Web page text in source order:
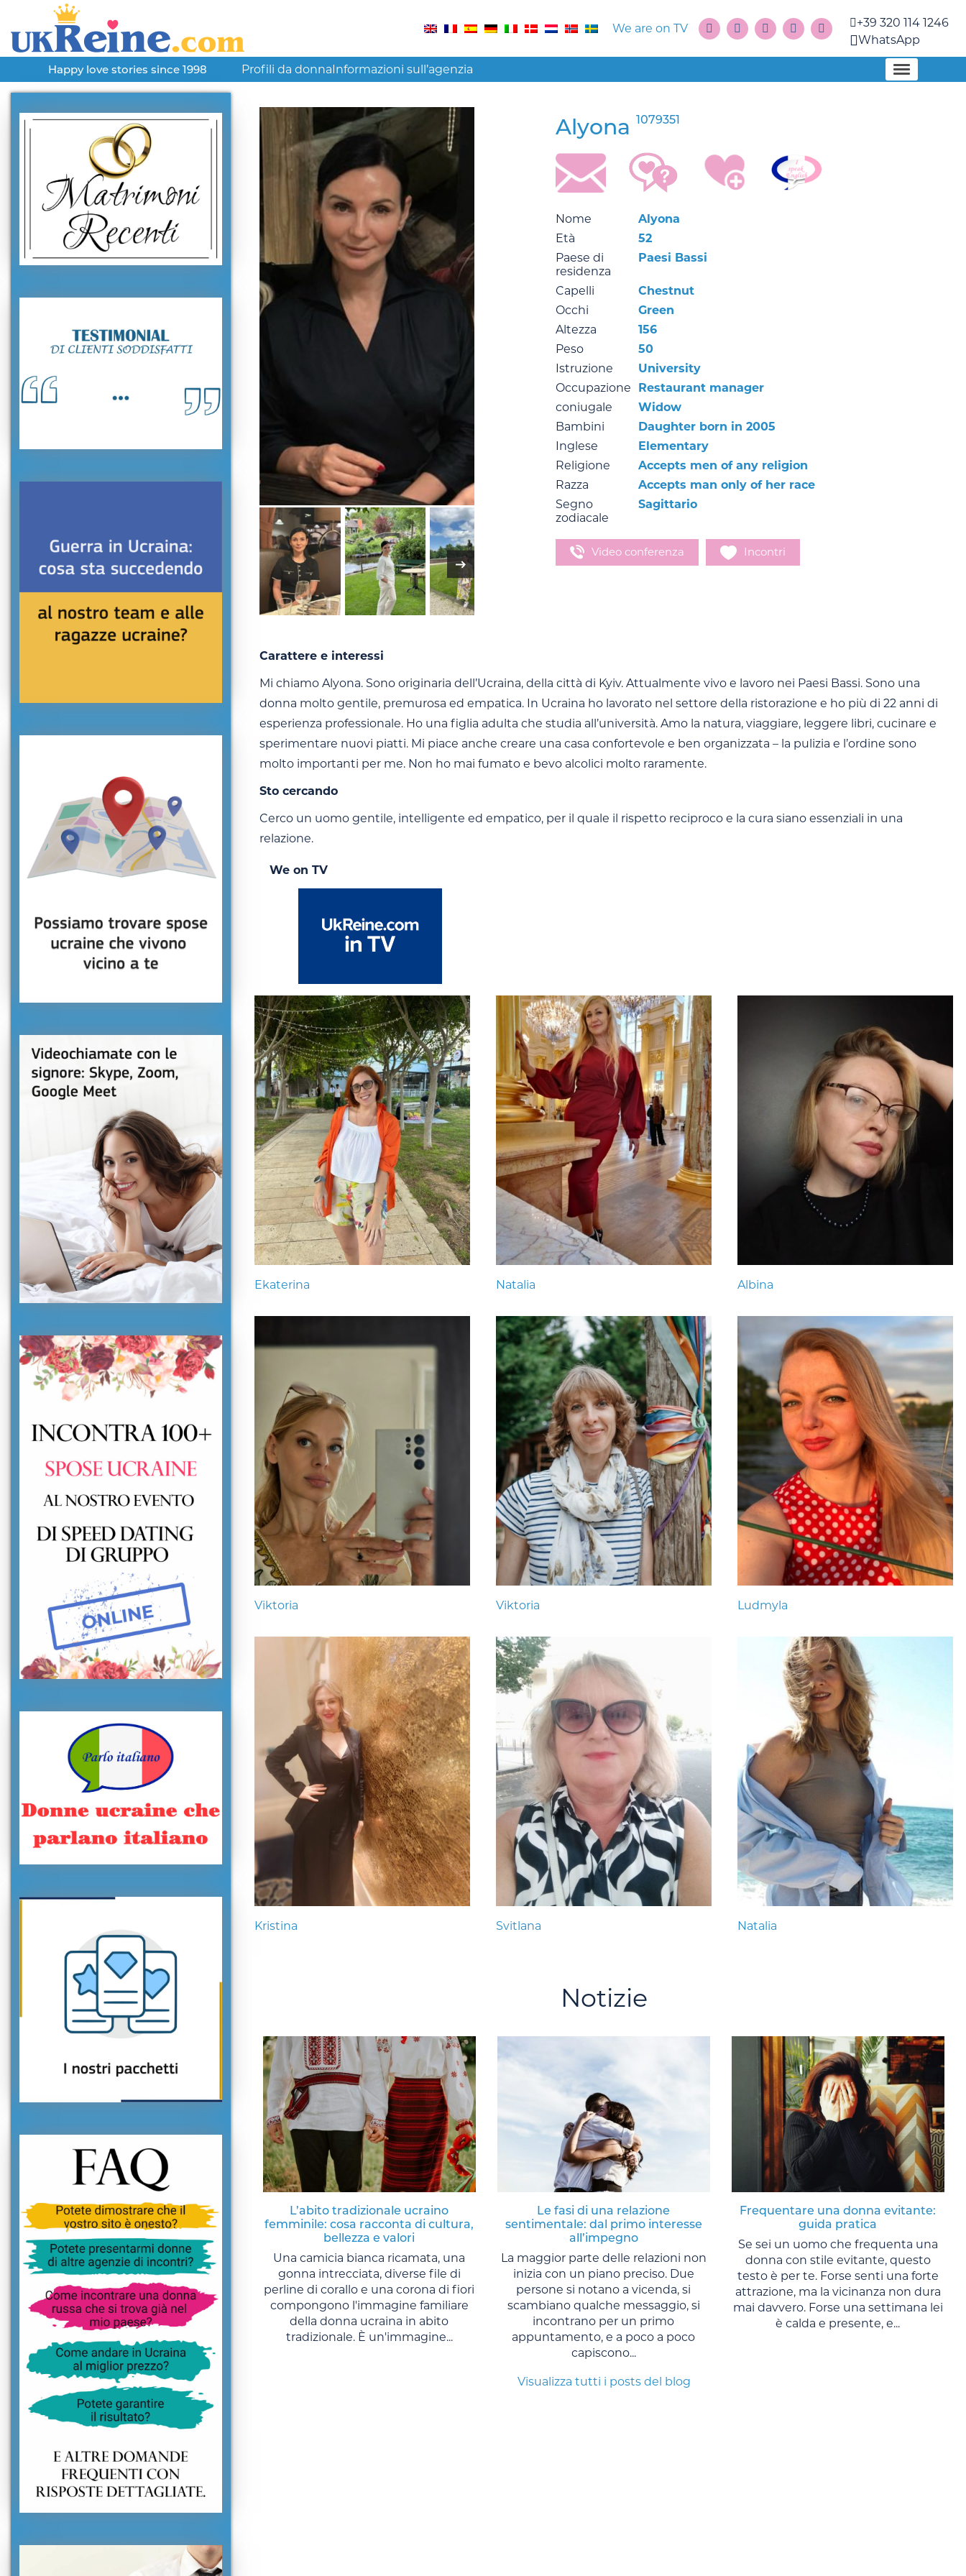
We are on TV
+39 320 114 1246
WhatsApp
Happy love stories since 1998 Profili da donnaInformazioni sull’agenzia
Alyona 1079351
Nome
Alyona
Età
52
Paese di
residenza
Paesi Bassi
Capelli
Chestnut
Occhi
Green
Altezza
156
Peso
50
Istruzione
University
Occupazione
Restaurant manager
coniugale
Widow
Bambini
Daughter born in 2005
Inglese
Elementary
Religione
Accepts men of any religion
Razza
Accepts man only of her race
Segno
zodiacale
Sagittario
Video conferenza Incontri
Carattere e interessi
Mi chiamo Alyona. Sono originaria dell’Ucraina, della città di Kyiv. Attualmente vivo e lavoro nei Paesi Bassi. Sono una
donna molto gentile, premurosa ed empatica. In Ucraina ho lavorato nel settore della ristorazione e ho più di 22 anni di
esperienza professionale. Ho una figlia adulta che studia all’università. Amo la natura, viaggiare, leggere libri, cucinare e
sperimentare nuovi piatti. Mi piace anche creare una casa confortevole e ben organizzata – la pulizia e l’ordine sono
molto importanti per me. Non ho mai fumato e bevo alcolici molto raramente.
Sto cercando
Cerco un uomo gentile, intelligente ed empatico, per il quale il rispetto reciproco e la cura siano essenziali in una
relazione.
We on TV
Ekaterina Natalia Albina
Viktoria Viktoria Ludmyla
Kristina Svitlana Natalia
Notizie
L’abito tradizionale ucraino
femminile: cosa racconta di cultura,
bellezza e valori
Una camicia bianca ricamata, una
gonna intrecciata, diverse file di
perline di corallo e una corona di fiori
compongono l'immagine familiare
della donna ucraina in abito
tradizionale. È un'immagine...
Le fasi di una relazione
sentimentale: dal primo interesse
all’impegno
La maggior parte delle relazioni non
inizia con un piano preciso. Due
persone si notano a vicenda, si
scambiano qualche messaggio, si
incontrano per un primo
appuntamento, e a poco a poco
capiscono...
Frequentare una donna evitante:
guida pratica
Se sei un uomo che frequenta una
donna con stile evitante, questo
testo è per te. Forse senti una forte
attrazione, ma la vicinanza non dura
mai davvero. Forse una settimana lei
è calda e presente, e...
Visualizza tutti i posts del blog